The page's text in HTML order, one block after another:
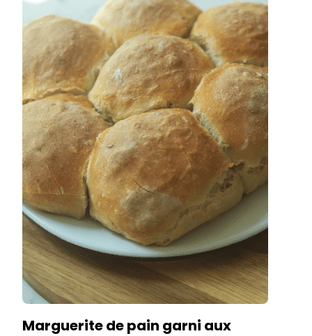
Marguerite de pain garni aux